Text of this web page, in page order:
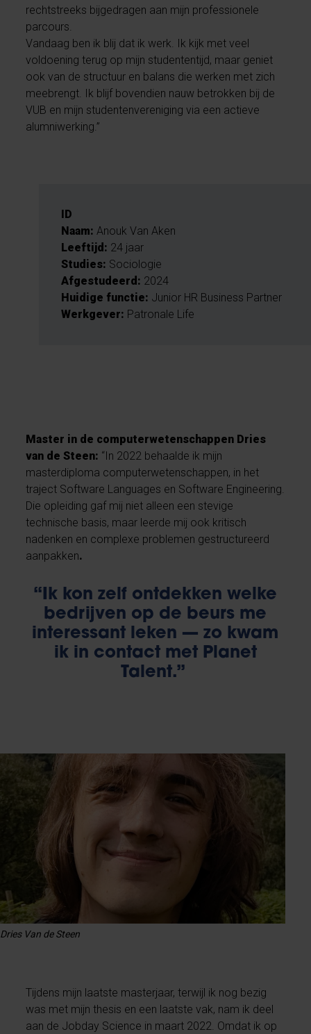
rechtstreeks bijgedragen aan mijn professionele
parcours.
Vandaag ben ik blij dat ik werk. Ik kijk met veel
voldoening terug op mijn studententijd, maar geniet
ook van de structuur en balans die werken met zich
meebrengt. Ik blijf bovendien nauw betrokken bij de
VUB en mijn studentenvereniging via een actieve
alumniwerking.”
ID
Naam: Anouk Van Aken
Leeftijd: 24 jaar
Studies: Sociologie
Afgestudeerd: 2024
Huidige functie: Junior HR Business Partner
Werkgever: Patronale Life
Master in de computerwetenschappen Dries
van de Steen: “In 2022 behaalde ik mijn
masterdiploma computerwetenschappen, in het
traject Software Languages en Software Engineering.
Die opleiding gaf mij niet alleen een stevige
technische basis, maar leerde mij ook kritisch
nadenken en complexe problemen gestructureerd
aanpakken.
“Ik kon zelf ontdekken welke
bedrijven op de beurs me
interessant leken — zo kwam
ik in contact met Planet
Talent.”
Dries Van de Steen
Tijdens mijn laatste masterjaar, terwijl ik nog bezig
was met mijn thesis en een laatste vak, nam ik deel
aan de Jobday Science in maart 2022. Omdat ik op